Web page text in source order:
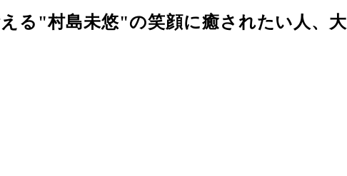
る"村島未悠"の笑顔に癒されたい人、大